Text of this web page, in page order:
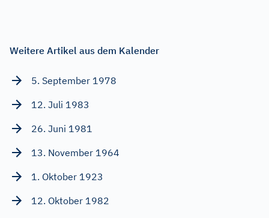
Weitere Artikel aus dem Kalender
5. September 1978
12. Juli 1983
26. Juni 1981
13. November 1964
1. Oktober 1923
12. Oktober 1982